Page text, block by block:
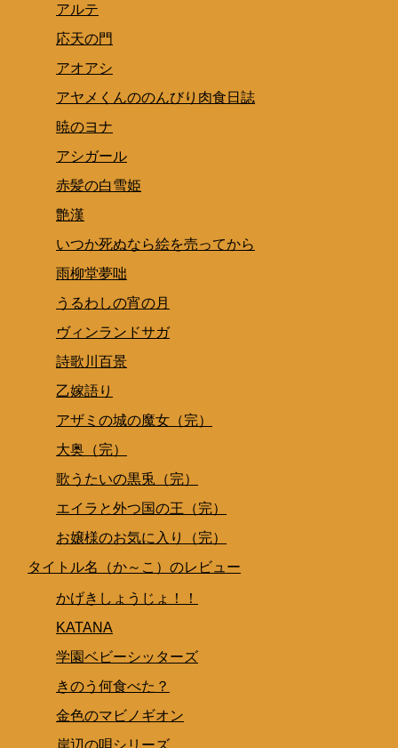
アルテ
応天の門
アオアシ
アヤメくんののんびり肉食日誌
暁のヨナ
アシガール
赤髪の白雪姫
艶漢
いつか死ぬなら絵を売ってから
雨柳堂夢咄
うるわしの宵の月
ヴィンランドサガ
詩歌川百景
乙嫁語り
アザミの城の魔女（完）
大奥（完）
歌うたいの黒兎（完）
エイラと外つ国の王（完）
お嬢様のお気に入り（完）
タイトル名（か～こ）のレビュー
かげきしょうじょ！！
KATANA
学園ベビーシッターズ
きのう何食べた？
金色のマビノギオン
岸辺の唄シリーズ